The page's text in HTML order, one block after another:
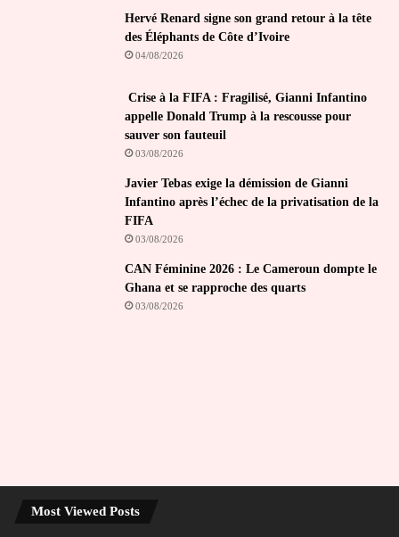
Hervé Renard signe son grand retour à la tête
des Éléphants de Côte d’Ivoire
04/08/2026
Crise à la FIFA : Fragilisé, Gianni Infantino
appelle Donald Trump à la rescousse pour
sauver son fauteuil
03/08/2026
Javier Tebas exige la démission de Gianni
Infantino après l’échec de la privatisation de la
FIFA
03/08/2026
CAN Féminine 2026 : Le Cameroun dompte le
Ghana et se rapproche des quarts
03/08/2026
Most Viewed Posts